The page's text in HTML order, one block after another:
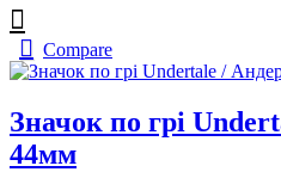
Compare
Значок по грі
44мм